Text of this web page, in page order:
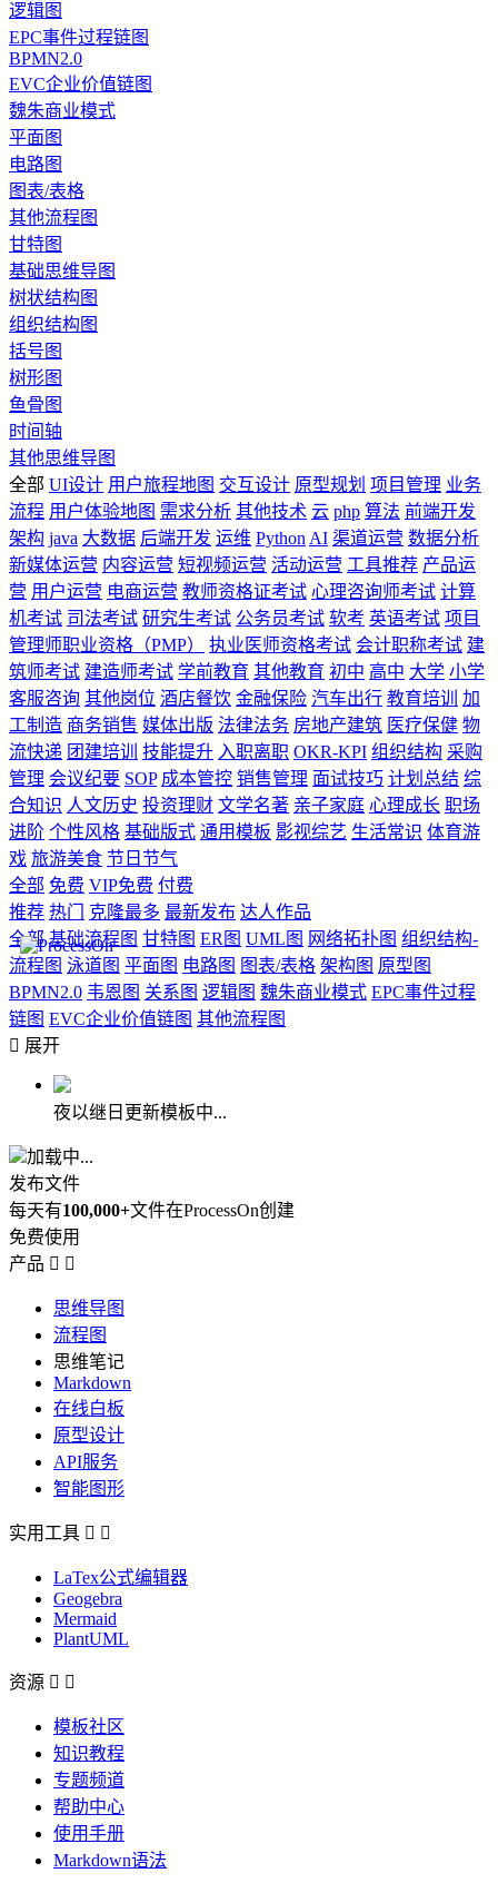
逻辑图
EPC事件过程链图
BPMN2.0
EVC企业价值链图
魏朱商业模式
平面图
电路图
图表/表格
其他流程图
甘特图
基础思维导图
树状结构图
组织结构图
括号图
树形图
鱼骨图
时间轴
其他思维导图
全部 UI设计 用户旅程地图 交互设计 原型规划 项目管理 业务
流程 用户体验地图 需求分析 其他技术 云 php 算法 前端开发
架构 java 大数据 后端开发 运维 Python AI 渠道运营 数据分析
新媒体运营 内容运营 短视频运营 活动运营 工具推荐 产品运
营 用户运营 电商运营 教师资格证考试 心理咨询师考试 计算
机考试 司法考试 研究生考试 公务员考试 软考 英语考试 项目
管理师职业资格（PMP）
执业医师资格考试 会计职称考试 建
筑师考试 建造师考试 学前教育 其他教育 初中 高中 大学 小学
客服咨询 其他岗位 酒店餐饮 金融保险 汽车出行 教育培训
加
工制造 商务销售 媒体出版 法律法务 房地产建筑 医疗保健 物
流快递 团建培训 技能提升 入职离职 OKR-KPI 组织结构 采购
管理 会议纪要 SOP 成本管控 销售管理 面试技巧 计划总结 综
合知识 人文历史 投资理财 文学名著 亲子家庭 心理成长 职场
进阶 个性风格 基础版式 通用模板 影视综艺 生活常识 体育游
戏 旅游美食 节日节气
全部 免费 VIP免费 付费
推荐 热门 克隆最多 最新发布 达人作品
全部 基础流程图 甘特图 ER图 UML图 网络拓扑图 组织结构-
流程图 泳道图 平面图 电路图 图表/表格 架构图 原型图
BPMN2.0 韦恩图 关系图 逻辑图 魏朱商业模式 EPC事件过程
链图 EVC企业价值链图 其他流程图
 展开
夜以继日更新模板中...
加载中...
发布文件
每天有100,000+文件在ProcessOn创建
免费使用
产品  
思维导图
流程图
思维笔记
Markdown
在线白板
原型设计
API服务
智能图形
实用工具  
LaTex公式编辑器
Geogebra
Mermaid
PlantUML
资源  
模板社区
知识教程
专题频道
帮助中心
使用手册
Markdown语法